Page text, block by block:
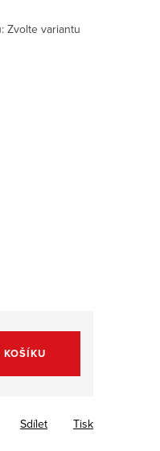
Zvolte variantu
Tisk
Sdílet